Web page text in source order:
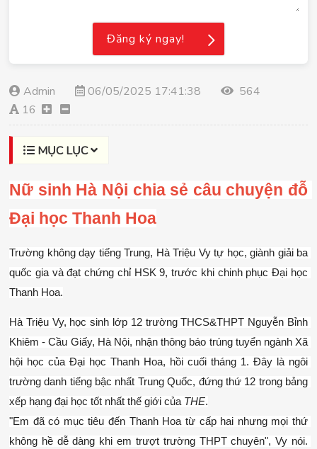
Admin 06/05/2025 17:41:38
564
16
MỤC LỤC
Nữ sinh Hà Nội chia sẻ câu chuyện đỗ
Đại học Thanh Hoa
Trường không dạy tiếng Trung, Hà Triệu Vy tự học, giành giải ba
quốc gia và đạt chứng chỉ HSK 9, trước khi chinh phục Đại học
Thanh Hoa.
Hà Triệu Vy, học sinh lớp 12 trường THCS&THPT Nguyễn Bỉnh
Khiêm - Cầu Giấy, Hà Nội, nhận thông báo trúng tuyển ngành Xã
hội học của Đại học Thanh Hoa, hồi cuối tháng 1. Đây là ngôi
trường danh tiếng bậc nhất Trung Quốc, đứng thứ 12 trong bảng
xếp hạng đại học tốt nhất thế giới của THE.
"Em đã có mục tiêu đến Thanh Hoa từ cấp hai nhưng mọi thứ
không hề dễ dàng khi em trượt trường THPT chuyên", Vy nói.
Đăng ký ngay!